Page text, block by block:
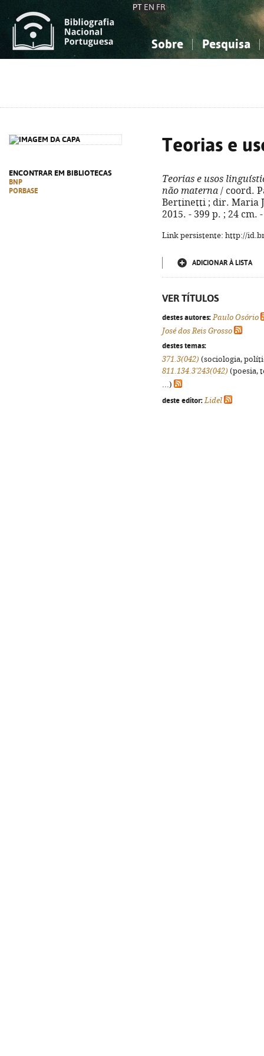
PT EN FR
Sobre Pesquisa
ENCONTRAR EM BIBLIOTECAS
BNP
PORBASE
Teorias e
Teorias e usos
não materna / coord.
Bertinetti ; dir. Maria
2015. - 399 p. ; 24 cm.
Link persistente: http://
ADICIONAR À LISTA
VER TÍTULOS
destes autores: Paulo Osório
José dos Reis Grosso
destes temas:
371.3(042) (sociologia,
811.134.3'243(042) (poesia,
...)
deste editor: Lidel